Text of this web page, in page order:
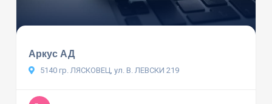
Аркус АД
5140 гр. ЛЯСКОВЕЦ, ул. В. ЛЕВСКИ 219